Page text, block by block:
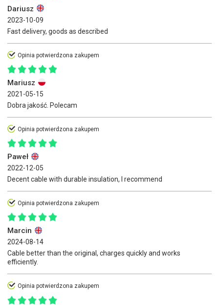
Dariusz
2023-10-09
Fast delivery, goods as described
Opinia potwierdzona zakupem
Mariusz
2021-05-15
Dobra jakość. Polecam
Opinia potwierdzona zakupem
Paweł
2022-12-05
Decent cable with durable insulation, I recommend
Opinia potwierdzona zakupem
Marcin
2024-08-14
Cable better than the original, charges quickly and works
efficiently.
Opinia potwierdzona zakupem